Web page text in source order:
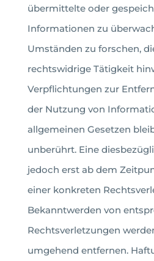
übermittelte oder
Informationen zu
Umständen zu forschen,
rechtswidrige Tätigkeit
Verpflichtungen zur
der Nutzung von
allgemeinen Gesetzen
unberührt. Eine
jedoch erst ab dem
einer konkreten
Bekanntwerden von
Rechtsverletzungen
umgehend entfernen.